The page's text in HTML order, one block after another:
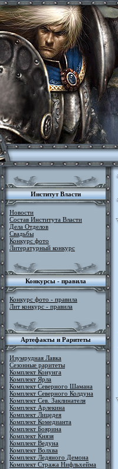
Институт Власти
Новости
Состав Института Власти
Дела Отделов
Свадьбы
Конкурс фото
Литературный конкурс
Конкурсы - правила
Конкурс фото - правила
Лит конкурс - правила
Артефакты и Раритеты
Изумрудная Лавка
Сезонные раритеты
Комплект Конунга
Комплект Ярла
Комплект Северного Шамана
Комплект Северного Колдуна
Комплект Сев. Заклинателя
Комплект Арлекина
Комплект Лицедея
Комплект Комедианта
Комплект Боярина
Комплект Князя
Комплект Ведуна
Комплект Волхва
Комплект Ледяного Демона
Комплект Стража Нифльхейма